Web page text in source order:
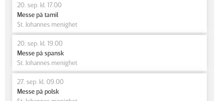
20. sep. kl. 17.00
Messe på tamil
St. Johannes menighet
20. sep. kl. 19.00
Messe på spansk
St. Johannes menighet
27. sep. kl. 09.00
Messe på polsk